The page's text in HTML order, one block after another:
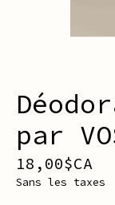
par
18,00$CA
Sans les taxes